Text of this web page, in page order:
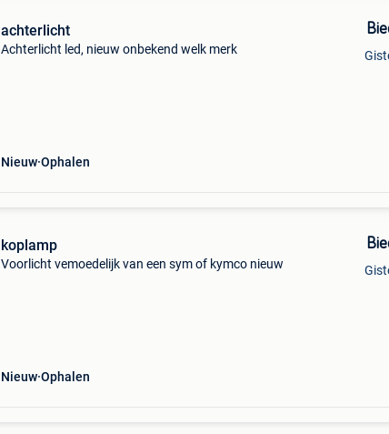
achterlicht
Achterlicht led, nieuw onbekend welk merk
Nieuw Ophalen
koplamp
Voorlicht vemoedelijk van een sym of kymco nieuw
Nieuw Ophalen